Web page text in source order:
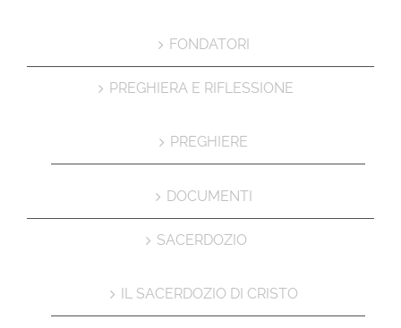
FONDATORI
PREGHIERA E RIFLESSIONE
PREGHIERE
DOCUMENTI
SACERDOZIO
IL SACERDOZIO DI CRISTO